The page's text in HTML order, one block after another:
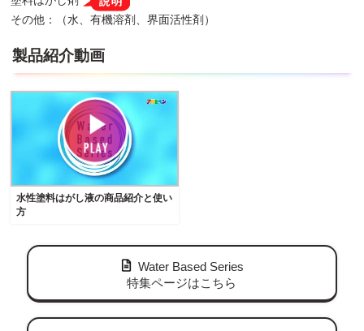
その他：（水、有機溶剤、界面活性剤）
製品紹介動画
水性塗料はがし液の商品紹介と使い
方
Water Based Series
特集ページはこちら